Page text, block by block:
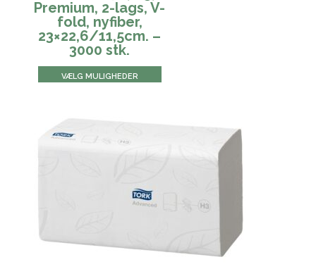
Premium, 2-lags, V-
fold, nyfiber,
23×22,6/11,5cm. –
3000 stk.
VÆLG MULIGHEDER